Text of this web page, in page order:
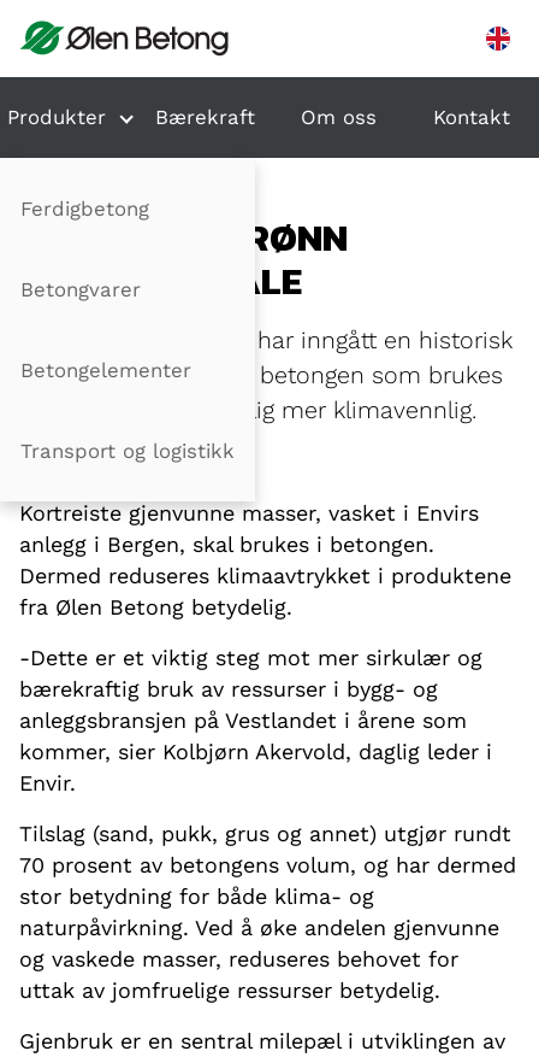
Hopp til innhold
Produkter
Ferdigbetong
Betongvarer
Betongelementer
Transport og logistikk
Bærekraft Om oss Kontakt
HISTORISK GRØNN
BETONGAVTALE
Ølen Betong og Envir har inngått en historisk
avtale som skal gjøre betongen som brukes
på Vestlandet vesentlig mer klimavennlig.
Publisert: 22.01.2026
Kortreiste gjenvunne masser, vasket i Envirs
anlegg i Bergen, skal brukes i betongen.
Dermed reduseres klimaavtrykket i produktene
fra Ølen Betong betydelig.
-Dette er et viktig steg mot mer sirkulær og
bærekraftig bruk av ressurser i bygg- og
anleggsbransjen på Vestlandet i årene som
kommer, sier Kolbjørn Akervold, daglig leder i
Envir.
Tilslag (sand, pukk, grus og annet) utgjør rundt
70 prosent av betongens volum, og har dermed
stor betydning for både klima- og
naturpåvirkning. Ved å øke andelen gjenvunne
og vaskede masser, reduseres behovet for
uttak av jomfruelige ressurser betydelig.
Gjenbruk er en sentral milepæl i utviklingen av